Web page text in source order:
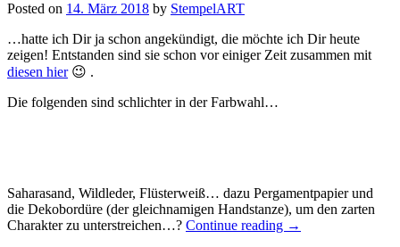
Posted on 14. März 2018 by StempelART
…hatte ich Dir ja schon angekündigt, die möchte ich Dir heute
zeigen! Entstanden sind sie schon vor einiger Zeit zusammen mit
diesen hier😉 .
Die folgenden sind schlichter in der Farbwahl…
Saharasand, Wildleder, Flüsterweiß… dazu Pergamentpapier und
die Dekobordüre (der gleichnamigen Handstanze), um den zarten
Charakter zu unterstreichen…? Continue reading „Ein
→